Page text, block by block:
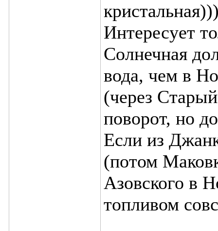
Интересует
Солнечная
вода, чем в
(через
поворот, но
Если из
(потом
Азовского в
топливом